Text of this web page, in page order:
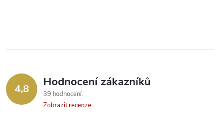
4,8 Hodnocení zákazníků
39 hodnocení
Zobrazit recenze